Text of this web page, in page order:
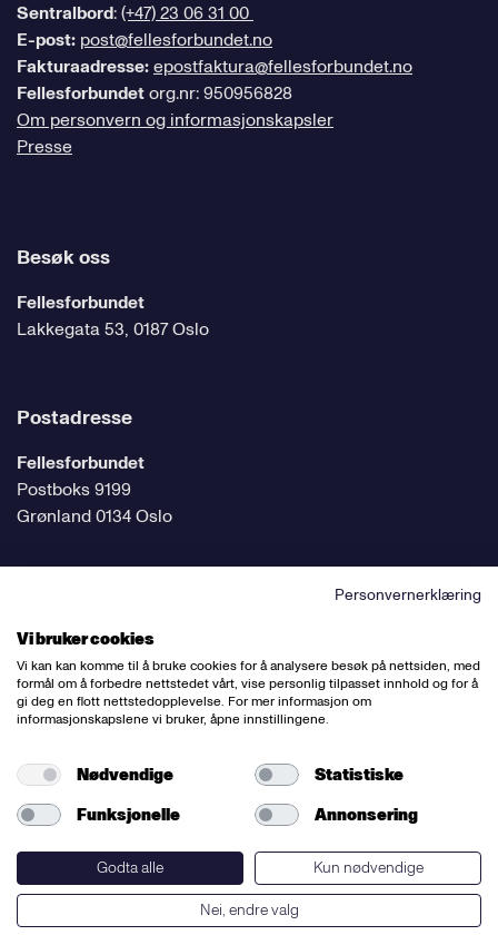
Sentralbord:(+47) 23 06 31 00
E-post: post@fellesforbundet.no
Fakturaadresse:epostfaktura@fellesforbundet.no
Fellesforbundetorg.nr: 950956828
Om personvern og informasjonskapsler
Presse
Besøk oss
Fellesforbundet
Lakkegata 53, 0187 Oslo
Postadresse
Fellesforbundet
Postboks 9199
Grønland 0134 Oslo
Følg oss på sosiale medier
Nettredaktør:Willy Bergsnov
Varsling og etiske retningslinjer
Redegjørelse etter åpenhetsloven
Personvernerklæring
Vi bruker cookies
Vi kan kan komme til å bruke cookies for å analysere besøk på nettsiden, med
formål om å forbedre nettstedet vårt, vise personlig tilpasset innhold og for å
gi deg en flott nettstedopplevelse. For mer informasjon om
informasjonskapslene vi bruker, åpne innstillingene.
Nødvendige
Statistiske
Funksjonelle
Annonsering
Godta alle
Kun nødvendige
Nei, endre valg